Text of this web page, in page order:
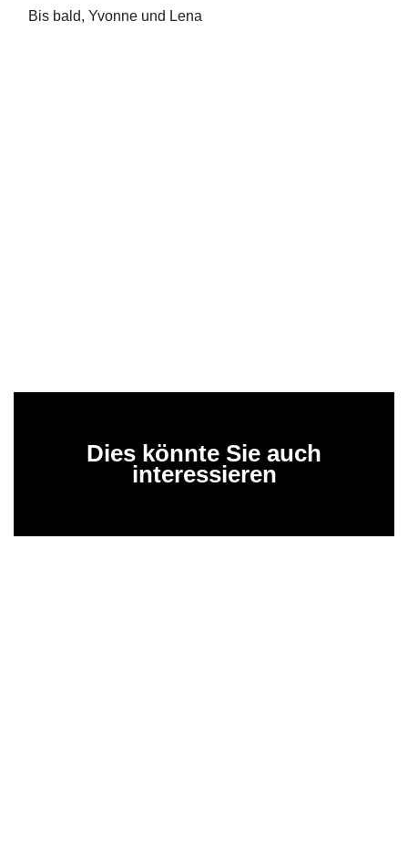
Bis bald, Yvonne und Lena
Dies könnte Sie auch
interessieren